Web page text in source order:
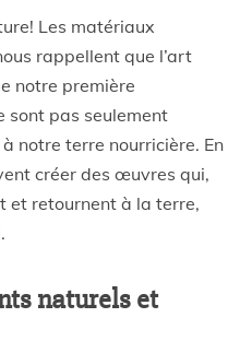
Les matériaux
rappellent que l’art
notre première
sont pas seulement
notre terre nourricière. En
créer des œuvres qui,
et retournent à la terre,
naturels et